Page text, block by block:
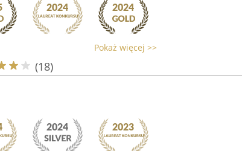
Pokaż więcej >>
(18)